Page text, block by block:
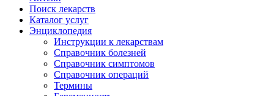
Поиск лекарств
Каталог услуг
Энциклопедия
Инструкции к лекарствам
Справочник болезней
Справочник симптомов
Справочник операций
Термины